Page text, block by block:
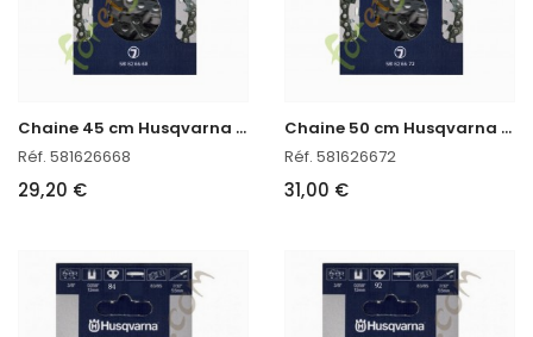
C
haine 45 cm Husqvarna ref. 581626668
Réf. 581626668
29,20 €
C
haine 50 cm Husqvarna réf : 581626672
Réf. 581626672
31,00 €